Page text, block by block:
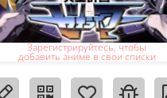
Зарегистрируйтесь, чтобы
добавить аниме в свои списки